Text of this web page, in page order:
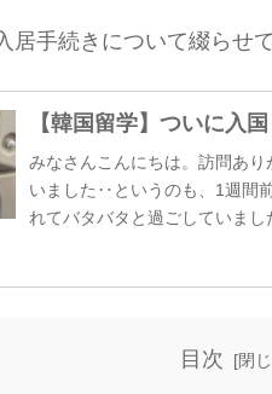
居手続きについて綴らせ
【韓国留学】ついに入
みなさんこんにちは。訪問あ
いました‥というのも、1週間
れてバタバタと過ごしていまし
目次